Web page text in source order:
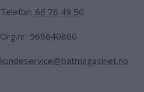
Telefon: 66 76 49 50
Org.nr: 968640860
kundeservice@batmagasinet.no